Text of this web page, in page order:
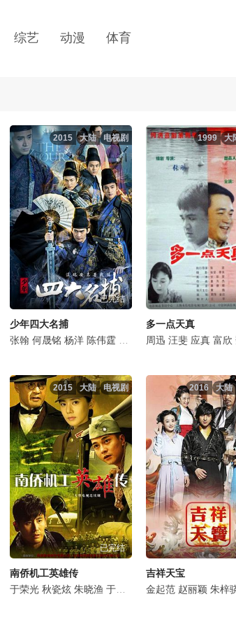
综艺 动漫 体育
张淞 王瑞子 丁桥 胡文喆 张国强 刘向京 张蓓蓓 王海祥
金佳悦 荣梓希 张婉儿 胡宇轩 娜一 陈震 施予斐 李
电视剧
大陆
2015
已完结
少年四大名捕
张翰 何晟铭 杨洋 陈伟霆 茅子俊 张钧甯 郝泽嘉 贾青
大
1999
多一点天真
周迅 汪斐 应真 富欣
电视剧
大陆
2015
已完结
南侨机工英雄传
于荣光 秋瓷炫 朱晓渔 于晓光 宋运成 岳跃利 郭金
大陆
2016
吉祥天宝
金起范 赵丽颖 朱梓